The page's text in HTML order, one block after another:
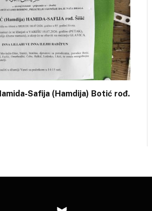
Safija (Hamdija) Botić rođ.